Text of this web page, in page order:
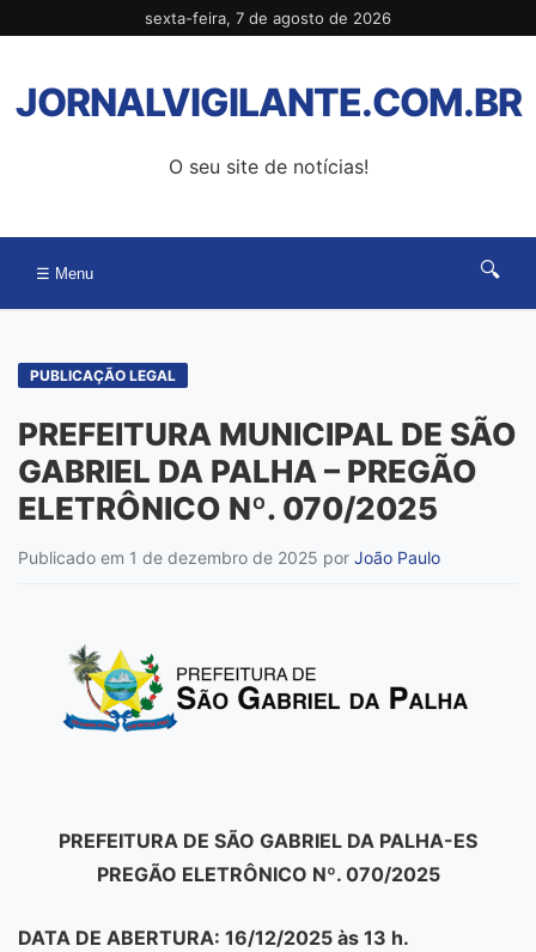
para
conteúdo
sexta-feira, 7 de agosto de 2026
JORNALVIGILANTE.COM.BR
O seu site de notícias!
☰ Menu 🔍
PUBLICAÇÃO LEGAL
PREFEITURA MUNICIPAL DE SÃO
GABRIEL DA PALHA – PREGÃO
ELETRÔNICO Nº. 070/2025
Publicado em 1 de dezembro de 2025 por João Paulo
PREFEITURA DE SÃO GABRIEL DA PALHA-ES
PREGÃO ELETRÔNICO Nº. 070/2025
DATA DE ABERTURA: 16/12/2025 às 13 h.